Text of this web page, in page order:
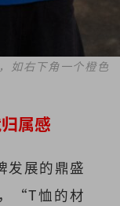
如右下角一个橙色
属感
发展的鼎盛
“T恤的材